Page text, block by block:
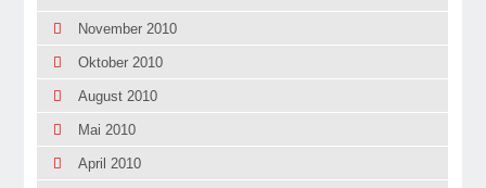
November 2010
Oktober 2010
August 2010
Mai 2010
April 2010